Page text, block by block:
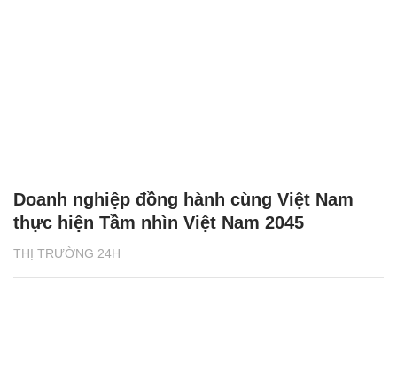
THỊ TRƯỜNG 24H
Doanh nghiệp đồng hành cùng Việt Nam
thực hiện Tầm nhìn Việt Nam 2045